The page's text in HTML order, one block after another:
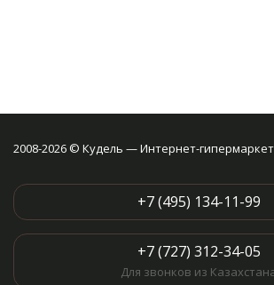
2008-2026 © Кудель — Интернет-
+7 (495) 134-11-99
+7 (727) 312-34-05
Для звонков из